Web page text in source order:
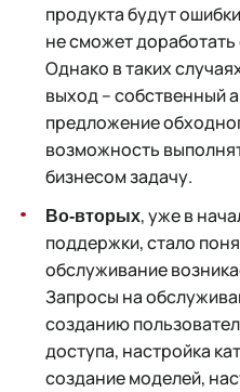
продукта будут
не сможет доработать
Однако в таких
выход – собственный
предложение
возможность
бизнесом задачу.
Во-вторых, уже в
поддержки, стало
обслуживание
Запросы на
созданию
доступа, настройка
создание моделей,